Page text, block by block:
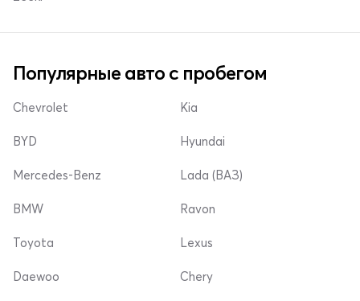
Популярные авто с пробегом
Chevrolet
BYD
Mercedes-Benz
Kia
Hyundai
Lada (ВАЗ)
BMW
Toyota
Daewoo
Ravon
Lexus
Chery